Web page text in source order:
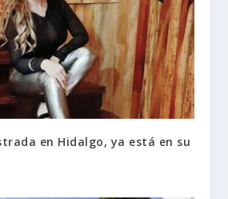
en Hidalgo, ya está en su